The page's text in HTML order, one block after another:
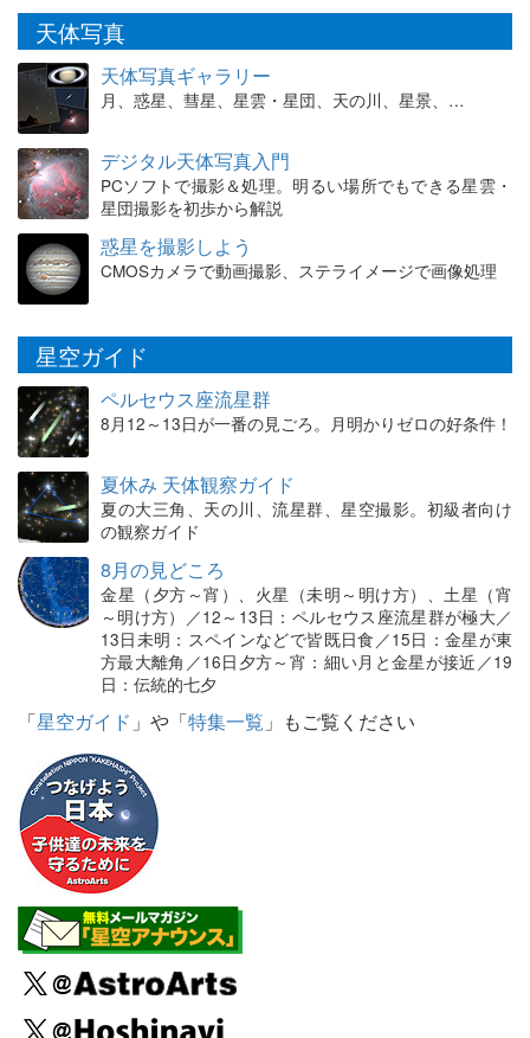
天体写真
天体写真ギャラリー
月、惑星、彗星、星雲・星団、天の川、星景、…
デジタル天体写真入門
PCソフトで撮影＆処理。明るい場所でもできる星雲・
星団撮影を初歩から解説
惑星を撮影しよう
CMOSカメラで動画撮影、ステライメージで画像処理
星空ガイド
ペルセウス座流星群
8月12～13日が一番の見ごろ。月明かりゼロの好条件！
夏休み 天体観察ガイド
夏の大三角、天の川、流星群、星空撮影。初級者向け
の観察ガイド
8月の見どころ
金星（夕方～宵）、火星（未明～明け方）、土星（宵
～明け方）／12～13日：ペルセウス座流星群が極大／
13日未明：スペインなどで皆既日食／15日：金星が東
方最大離角／16日夕方～宵：細い月と金星が接近／19
日：伝統的七夕
「星空ガイド 」や「特集一覧 」もご覧ください